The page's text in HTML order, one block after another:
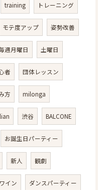
training トレーニング
モテ度アップ 姿勢改善
週月曜日 土曜日
者 団体レッスン
方 milonga
渋谷 BALCONE
お誕生日パーティー
新人 観劇
ワイン ダンスパーティー